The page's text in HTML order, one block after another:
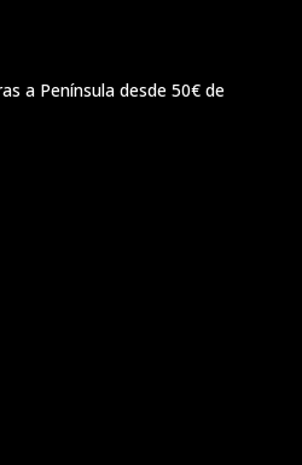
a Península desde 50€ de